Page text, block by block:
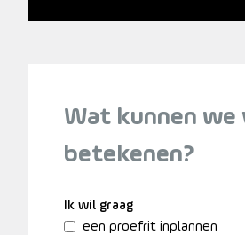
Wat kunnen we
betekenen?
Ik wil graag
een proefrit inplannen